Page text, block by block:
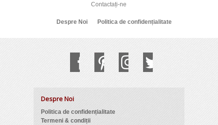
Contactați-ne
Despre Noi Politica de confidențialitate
Despre Noi
Politica de confidențialitate
Termeni & condiții